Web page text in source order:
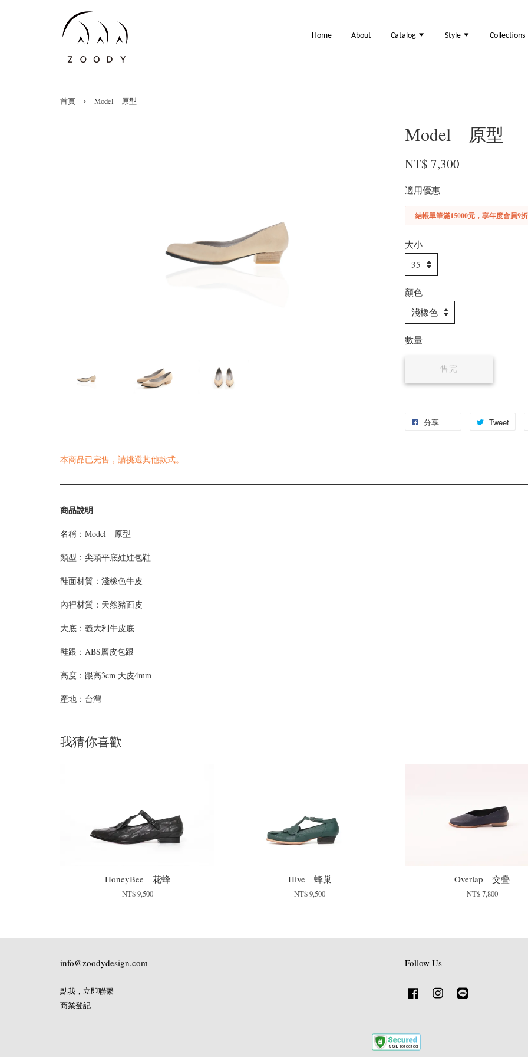
Home About Catalog Style Collections
首頁 › Model 原型
Model 原型
NT$ 7,300
適用優惠
結帳單筆滿15000元，享年度會員9
大小
顏色
數量
售完
分享 Tweet
本商品已完售，請挑選其他款式。
商品說明
名稱：Model 原型
類型： 尖頭平底娃娃包鞋
鞋面材質： 淺橡色牛皮
內裡材質：天然豬面皮
大底：義大利牛皮底
鞋跟：ABS層皮包跟
高度： 跟高3cm 天皮4mm
產地：台灣
我猜你喜歡
HoneyBee 花蜂
NT$ 9,500
Hive 蜂巢
NT$ 9,500
Overlap 交疊
NT$ 7,800
info@zoodydesign.com
點我，立即聯繫
商業登記
Follow Us
Facebook Instagram